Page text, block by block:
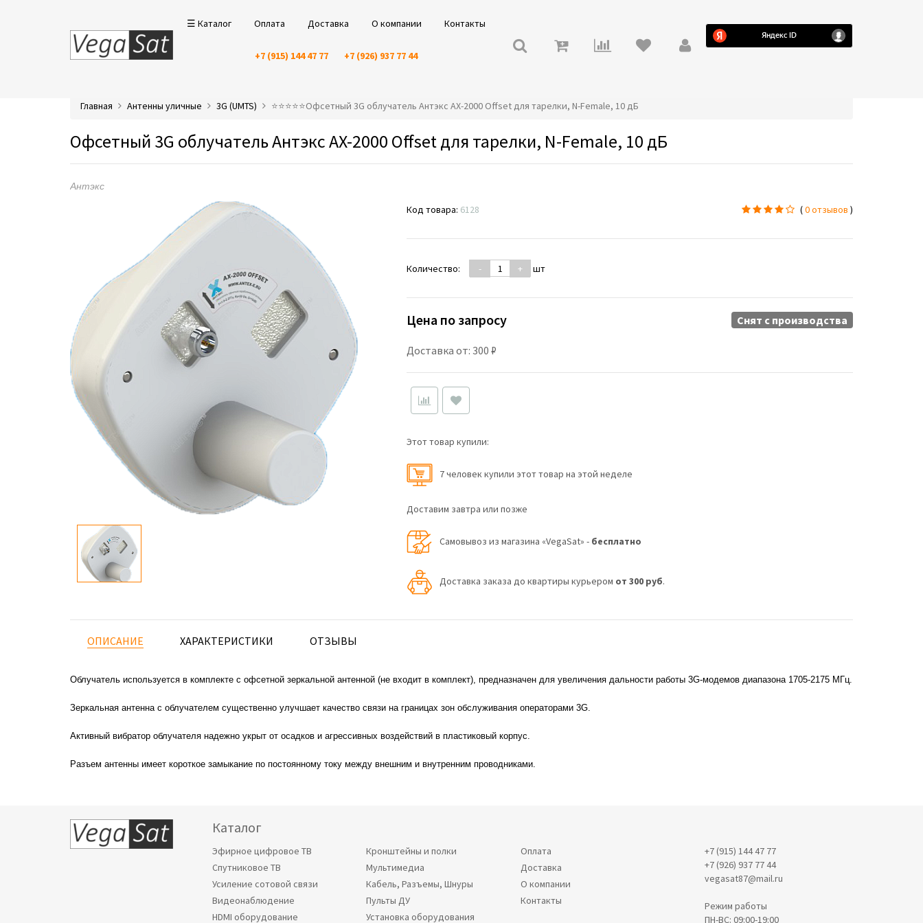
☰ Каталог Оплата Доставка О компании Контакты
+7 (915) 144 47 77 +7 (926) 937 77 44
Главная Антенны уличные 3G (UMTS) ⭐️⭐️⭐️⭐️⭐️Офсетный 3G облучатель Антэкс AX-2000 Offset для тарелки, N-Female, 10 дБ
Офсетный 3G облучатель Антэкс AX-2000 Offset для тарелки, N-Female, 10 дБ
Антэкс
Код товара: 6128 (0 отзывов )
Количество: - + шт
Цена по запросу
Доставка от: 300 ₽
Снят c производства
Этот товар купили:
7 человек купили этот товар на этой неделе
Доставим завтра или позже
Самовывоз из магазина «VegaSat» - бесплатно
Доставка заказа до квартиры курьером от 300 руб.
ОПИСАНИЕ ХАРАКТЕРИСТИКИ ОТЗЫВЫ
Облучатель используется в комплекте с офсетной зеркальной антенной (не входит в комплект), предназначен для увеличения дальности работы 3G-модемов диапазона 1705-2175 МГц.
Зеркальная антенна с облучателем существенно улучшает качество связи на границах зон обслуживания операторами 3G.
Активный вибратор облучателя надежно укрыт от осадков и агрессивных воздействий в пластиковый корпус.
Разъем антенны имеет короткое замыкание по постоянному току между внешним и внутренним проводниками.
Каталог
Эфирное цифровое ТВ
Спутниковое ТВ
Усиление сотовой связи
Видеонаблюдение
HDMI оборудование
Кронштейны и полки
Мультимедиа
Кабель, Разъемы, Шнуры
Пульты ДУ
Установка оборудования
Оплата
Доставка
О компании
Контакты
+7 (915) 144 47 77
+7 (926) 937 77 44
vegasat87@mail.ru
Режим работы
ПН-ВС: 09:00-19:00